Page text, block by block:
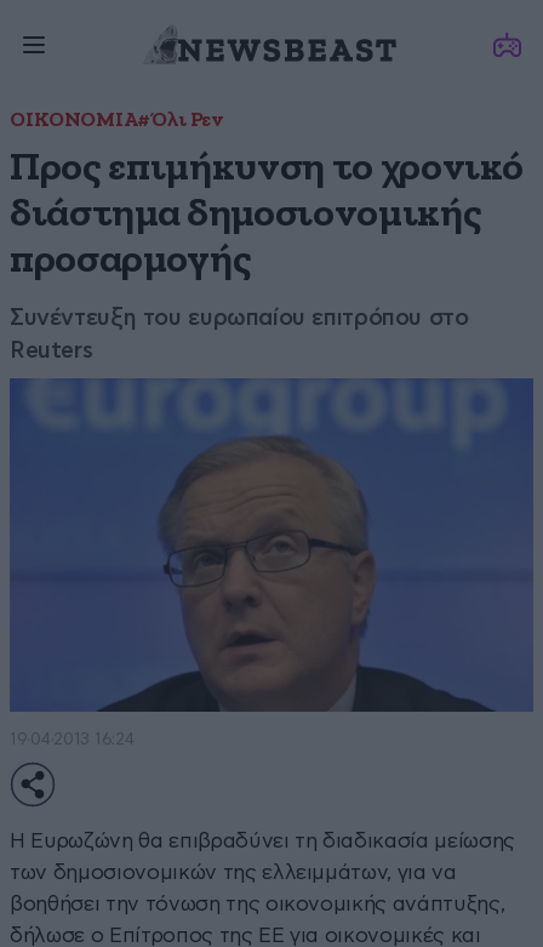
ΟΙΚΟΝΟΜΙΑ#Όλι Ρεν
Προς επιμήκυνση το χρονικό
διάστημα δημοσιονομικής
προσαρμογής
Συνέντευξη του ευρωπαίου επιτρόπου στο
Reuters
19·04·2013 16:24
Η Ευρωζώνη θα επιβραδύνει τη διαδικασία μείωσης
των δημοσιονομικών της ελλειμμάτων, για να
βοηθήσει την τόνωση της οικονομικής ανάπτυξης,
δήλωσε ο Επίτροπος της ΕΕ για οικονομικές και